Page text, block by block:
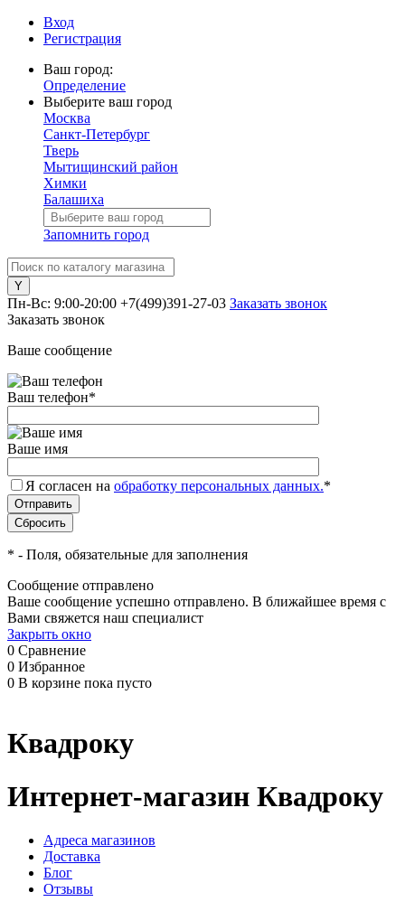
Вход
Регистрация
Ваш город:
Определение
Выберите ваш город
Москва
Санкт-Петербург
Тверь
Мытищинский район
Химки
Балашиха
Запомнить город
Пн-Вс: 9:00-20:00 +7(499)391-27-03 Заказать звонок
Заказать звонок
Ваше сообщение
Ваш телефон*
Ваше имя
Я согласен на обработку персональных данных.*
* - Поля, обязательные для заполнения
Сообщение отправлено
Ваше сообщение успешно отправлено. В ближайшее время с
Вами свяжется наш специалист
Закрыть окно
0 Сравнение
0 Избранное
0 В корзине пока пусто
Квадроку
Интернет-магазин Квадроку
Адреса магазинов
Доставка
Блог
Отзывы